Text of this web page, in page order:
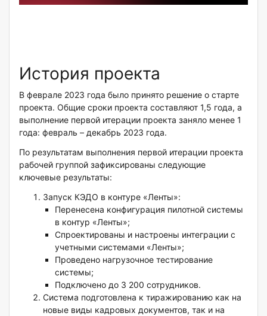
История проекта
В феврале 2023 года было принято решение о старте
проекта. Общие сроки проекта составляют 1,5 года, а
выполнение первой итерации проекта заняло менее 1
года: февраль – декабрь 2023 года.
По результатам выполнения первой итерации проекта
рабочей группой зафиксированы следующие
ключевые результаты:
Запуск КЭДО в контуре «Ленты»:
Перенесена конфигурация пилотной системы
в контур «Ленты»;
Спроектированы и настроены интеграции с
учетными системами «Ленты»;
Проведено нагрузочное тестирование
системы;
Подключено до 3 200 сотрудников.
Система подготовлена к тиражированию как на
новые виды кадровых документов, так и на